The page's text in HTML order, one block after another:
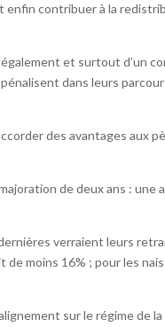
contribuer à la
et surtout d’un
dans leurs
des avantages aux
de deux ans : une
verraient leurs
moins 16% ; pour les
sur le régime de